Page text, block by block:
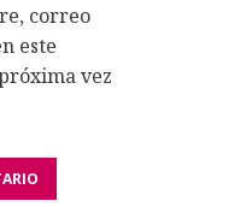
correo
este
vez